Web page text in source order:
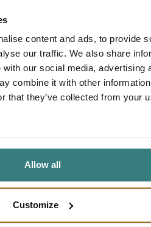
content and ads, to provide
our traffic. We also share
our social media, advertising
combine it with other
that they’ve collected from your
Allow all
Customize